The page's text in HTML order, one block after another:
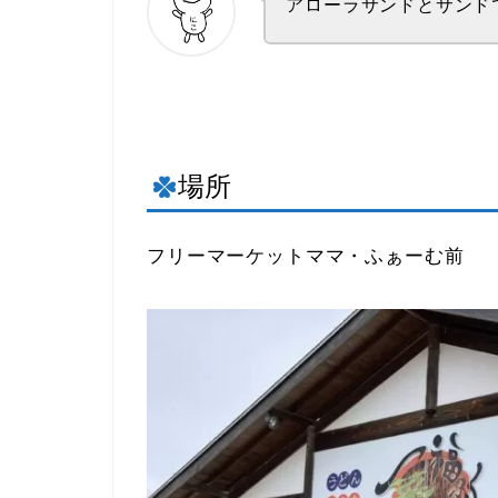
アローラサンドとサンド
場所
フリーマーケットママ・ふぁーむ前